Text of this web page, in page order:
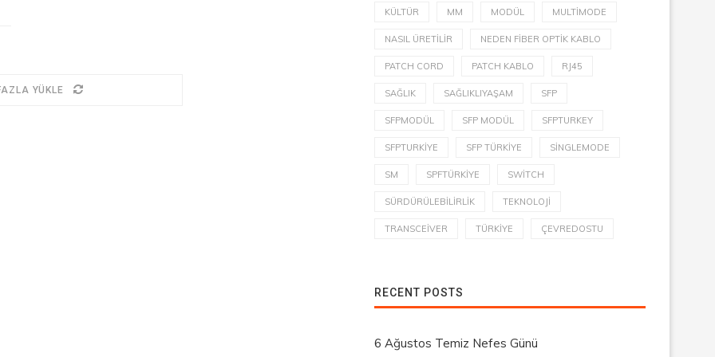
YÜKLE
KÜLTÜR MM MODÜL MULTIMODE
NASIL ÜRETILIR NEDEN FIBER OPTIK KABLO
PATCH CORD PATCH KABLO RJ45
SAĞLIK SAĞLIKLIYAŞAM SFP
SFPMODÜL SFP MODÜL SFPTURKEY
SFPTURKIYE SFP TÜRKIYE SINGLEMODE
SM SPFTÜRKIYE SWITCH
SÜRDÜRÜLEBILIRLIK TEKNOLOJI
TRANSCEIVER TÜRKIYE ÇEVREDOSTU
RECENT POSTS
6 Ağustos Temiz Nefes Günü